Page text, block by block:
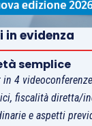
in evidenza
semplice
in 4
fiscalità diretta/
e aspetti